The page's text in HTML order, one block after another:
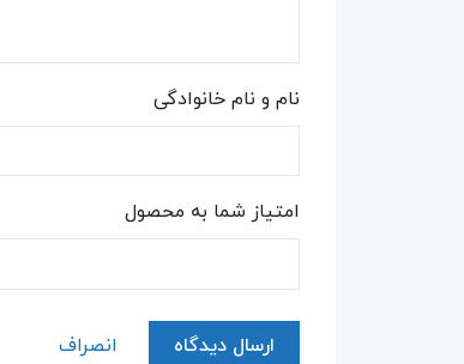
نام و نام خانوادگی
امتیاز شما به محصول
ارسال دیدگاه انصراف